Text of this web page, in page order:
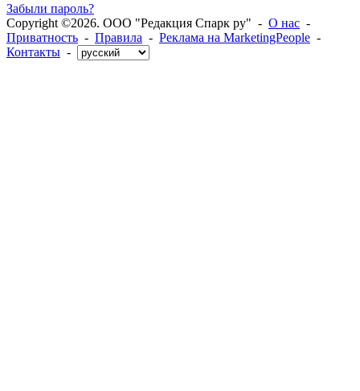
Забыли пароль?
Copyright ©2026. ООО "Редакция Спарк ру" - О нас -
Приватность - Правила - Реклама на MarketingPeople -
Контакты -